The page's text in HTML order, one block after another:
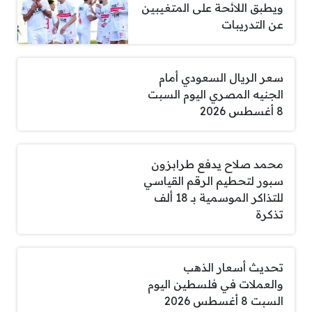
ويطبق اللائحة على المتغيبين
عن التدريبات
سعر الريال السعودي أمام
الجنيه المصري اليوم السبت
8 أغسطس 2026
محمد صلاح يدفع طرابزون
سبور لتحطيم الرقم القياسي
للتذاكر الموسمية بـ 18 ألف
تذكرة
تحديث أسعار الذهب
والعملات في فلسطين اليوم
السبت 8 أغسطس 2026